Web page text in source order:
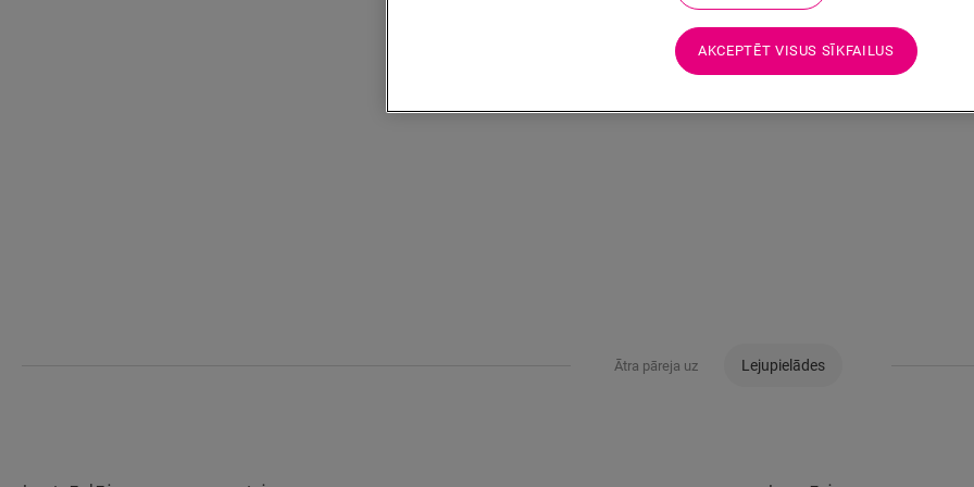
Ātra pāreja uz Lejupielādes
AKCEPTĒT VISUS SĪKFAILUS